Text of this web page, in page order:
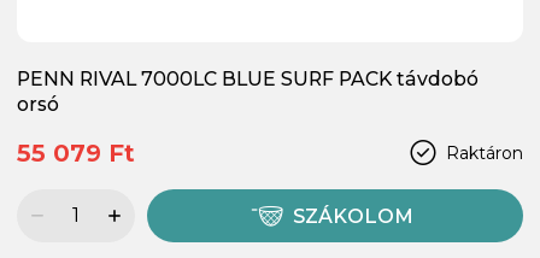
PENN RIVAL 7000LC BLUE SURF PACK távdobó
orsó
Raktáron
55 079 Ft
SZÁKOLOM